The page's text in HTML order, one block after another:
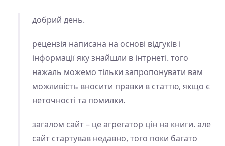
добрий день.
рецензія написана на основі відгуків і
інформації яку знайшли в інтрнеті. того
нажаль можемо тільки запропонувати вам
можливість вносити правки в статтю, якщо є
неточності та помилки.
загалом сайт – це агрегатор цін на книги. але
сайт стартував недавно, того поки багато